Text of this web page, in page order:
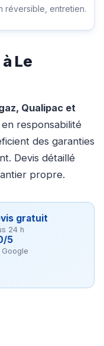
réversible, entretien.
Le
Qualipac et
en responsabilité
des garanties
Devis détaillé
propre.
gratuit
24 h
5
Google